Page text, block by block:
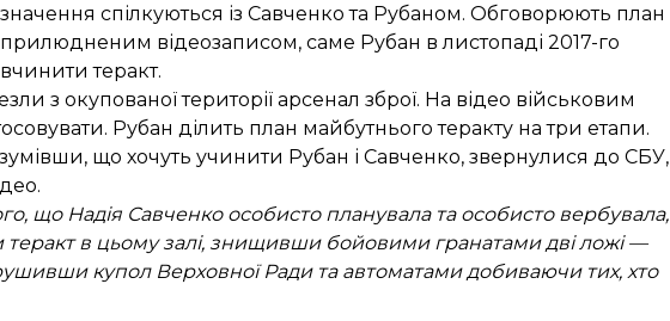
спілкуються із Савченко та Рубаном. Обговорюють план
відеозаписом, саме Рубан в листопаді 2017-го
теракт.
з окупованої території арсенал зброї. На відео військовим
Рубан ділить план майбутнього теракту на три етапи.
що хочуть учинити Рубан і Савченко, звернулися до СБУ,
що Надія Савченко особисто планувала та особисто вербувала,
теракт в цьому залі, знищивши бойовими гранатами дві ложі —
купол Верховної Ради та автоматами добиваючи тих, хто